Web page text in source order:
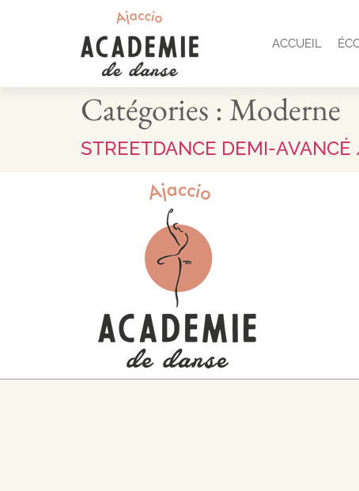
ACCUEIL
Catégories : Moderne
STREETDANCE DEMI-